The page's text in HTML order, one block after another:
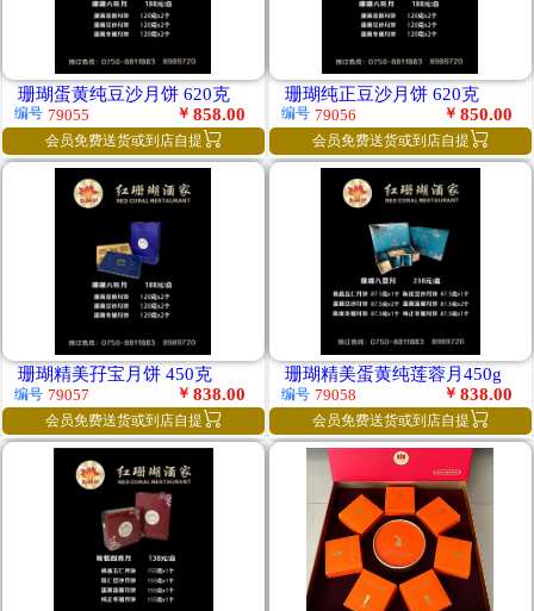
珊瑚蛋黄纯豆沙月饼 620克
编号 79055 ￥ 858.00
会员免费送货或到店自提 
珊瑚纯正豆沙月饼 620克
编号 79056 ￥ 850.00
会员免费送货或到店自提 
珊瑚精美孖宝月饼 450克
编号 79057 ￥ 838.00
会员免费送货或到店自提 
珊瑚精美蛋黄纯莲蓉月450g
编号 79058 ￥ 838.00
会员免费送货或到店自提 